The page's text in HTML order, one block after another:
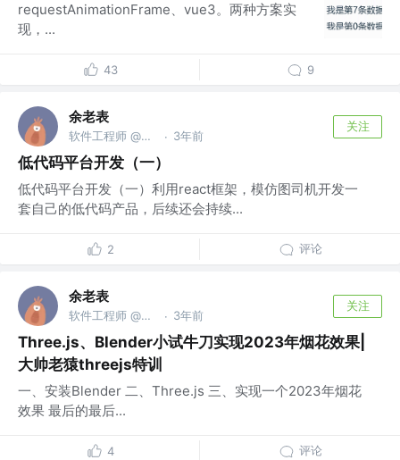
requestAnimationFrame、vue3。两种方案实
现，...
43 9
余老表
软件工程师 @保密 · 3年前
关注
低代码平台开发（一）
低代码平台开发（一）利用react框架，模仿图司机开发一
套自己的低代码产品，后续还会持续...
2 评论
余老表
软件工程师 @保密 · 3年前
关注
Three.js、Blender小试牛刀实现2023年烟花效果|
大帅老猿threejs特训
一、安装Blender 二、Three.js 三、实现一个2023年烟花
效果 最后的最后...
4 评论